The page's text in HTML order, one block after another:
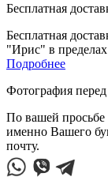
Бесплатная
Бесплатная
"Ирис" в
Подробнее
Фотография перед
По вашей
именно Вашего
почту.